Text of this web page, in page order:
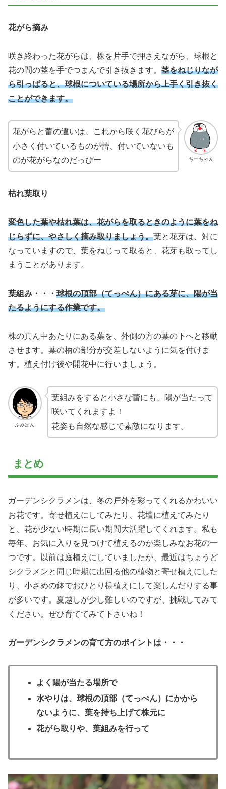
花がら摘み
咲き終わった花がらは、株を片手で押さえながら、球根と
花の間の茎を手でつまんで引き抜きます。 茎をねじりなが
ら引っぱると、球根についている場所から上手く引き抜く
ことができます。
ちーちゃん
花がらと蕾の違いは、これから咲く花びらが
小さく付いているものが蕾、付いていないも
のが花がらなのだっぴー
枯れ葉取り
変色した葉や枯れ葉は、花がらを取るときのように葉をね
じらずに、やさしく摘み取りましょう。葉と花芽は、対に
なっていますので、葉をねじって取ると、花芽も取ってし
まうことがあります。
葉組み・・・ 球根の頂部（てっぺん）にある芽に、陽が当
たるようにする作業です。
株の真ん中あたりにある葉を、外側の方の葉の下へと移動
させます。葉の柄の部分が交差しないように気を付けま
す。植え付け後や開花中に行いましょう。
ふみぽん
葉組みをすると小さな蕾にも、陽が当たって
咲いてくれますよ！
花姿も自然な感じで素敵になります。
まとめ
ガーデンシクラメンは、冬の戸外を彩ってくれるかわいい
お花です。寄せ植えにしてみたり、花壇に植えてみたり
と、花が少ない時期に長い期間大活躍してくれます。私も
毎年、お気に入りを見つけて植えるのが楽しみなお花の一
つです。以前は庭植えにしていましたが、最近はちょうど
シクラメンと同じ時期に出回る他の植物と寄せ植えにした
り、小さめの鉢でおひとり様植えにして楽しんだりする事
が多いです。夏越しが少し難しいのですが、挑戦してみて
ください。ぜひ育ててみて下さいね！
ガーデンシクラメンの育て方のポイントは・・・
よく陽が当たる場所で
水やりは、球根の頂部 （てっぺん） にかから
ないように、葉を持ち上げて株元に
花がら取りや、葉組みを行って